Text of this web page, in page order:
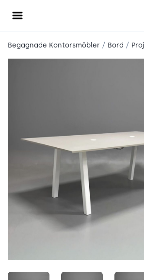
Öppna meny
Begagnade Kontorsmöbler / Bord /
vVdNaGPqn_vd.jpeg